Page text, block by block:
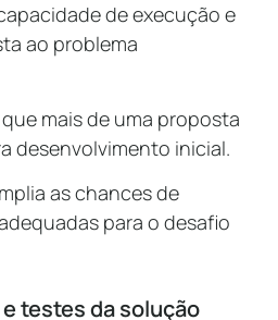
de execução e
ao problema
mais de uma proposta
desenvolvimento inicial.
as chances de
para o desafio
testes da solução